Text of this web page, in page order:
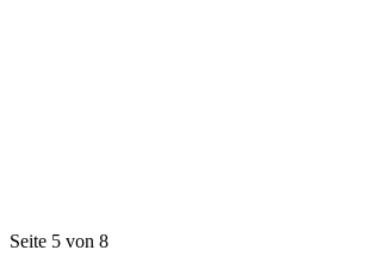
Seite 5 von 8